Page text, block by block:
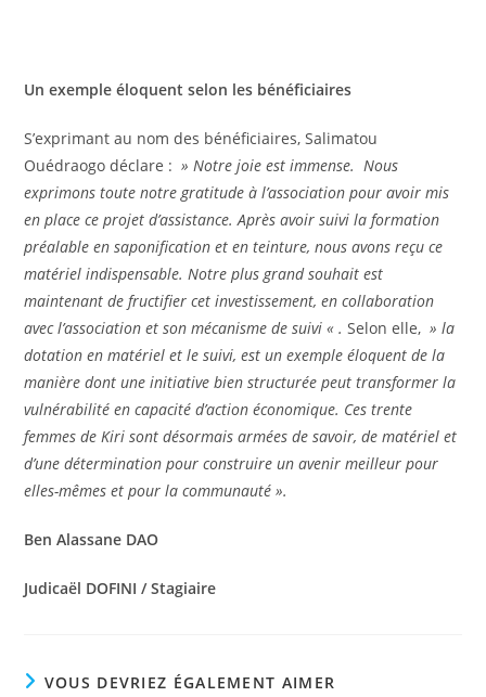
Un exemple éloquent selon les bénéficiaires
S’exprimant au nom des bénéficiaires, Salimatou
Ouédraogo déclare : » Notre joie est immense. Nous
exprimons toute notre gratitude à l’association pour avoir mis
en place ce projet d’assistance. Après avoir suivi la formation
préalable en saponification et en teinture, nous avons reçu ce
matériel indispensable. Notre plus grand souhait est
maintenant de fructifier cet investissement, en collaboration
avec l’association et son mécanisme de suivi « . Selon elle, » la
dotation en matériel et le suivi, est un exemple éloquent de la
manière dont une initiative bien structurée peut transformer la
vulnérabilité en capacité d’action économique. Ces trente
femmes de Kiri sont désormais armées de savoir, de matériel et
d’une détermination pour construire un avenir meilleur pour
elles-mêmes et pour la communauté ».
Ben Alassane DAO
Judicaël DOFINI / Stagiaire
VOUS DEVRIEZ ÉGALEMENT AIMER